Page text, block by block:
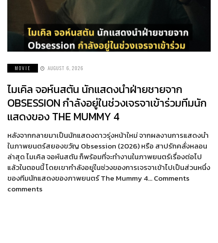
MOVIE AUGUST 6, 2026
ไมเคิล จอห์นสตัน นักแสดงนำฝ่ายชายจาก
OBSESSION กำลังอยู่ในช่วงเจรจาเข้าร่วมทีมนัก
แสดงของ THE MUMMY 4
หลังจากกลายมาเป็นนักแสดงดาวรุ่งหน้าใหม่ จากผลงานการแสดงนำ
ในภาพยนตร์สยองขวัญ Obsession (2026) หรือ สาปรักคลั่งหลอน
ล่าสุด ไมเคิล จอห์นสตัน ก็พร้อมที่จะทำงานในภาพยนตร์เรื่องต่อไป
แล้วในตอนนี้ โดยเขากำลังอยู่ในช่วงของการเจรจาเข้าไปเป็นส่วนหนึ่ง
ของทีมนักแสดงของภาพยนตร์ The Mummy 4… Comments
comments